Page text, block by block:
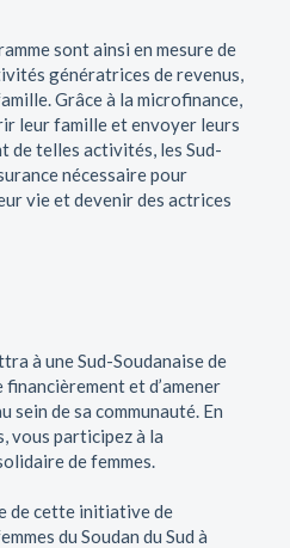
sont ainsi en mesure de
génératrices de revenus,
Grâce à la microfinance,
leur famille et envoyer leurs
de telles activités, les Sud-
nécessaire pour
vie et devenir des actrices
à une Sud-Soudanaise de
et d’amener
de sa communauté. En
vous participez à la
de femmes.
de cette initiative de
du Soudan du Sud à